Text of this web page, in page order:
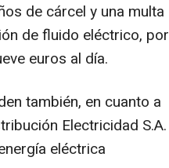
de cárcel y una multa
de fluido eléctrico, por
euros al día.
también, en cuanto a
Electricidad S.A.
eléctrica